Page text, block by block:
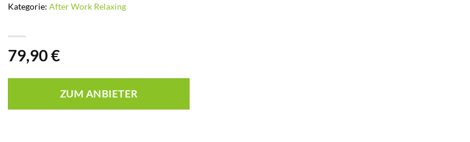
79,90€
ZUM ANBIETER
Kategorie:After Work Relaxing